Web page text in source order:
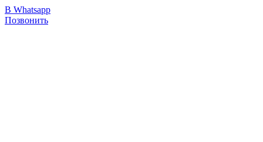
В Whatsapp
Позвонить